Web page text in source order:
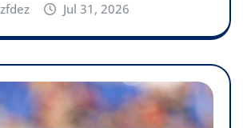
Jul 31, 2026